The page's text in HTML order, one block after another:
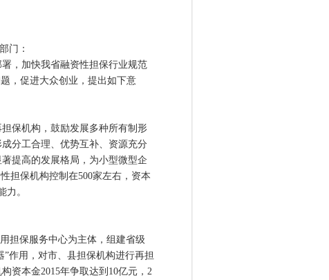
门：
，加快我省融资性担保行业规范
，促进大众创业，提出如下意
保机构，鼓励发展多种所有制形
分工合理、优势互补、资源充分
提高的发展格局，为小型微型企
担保机构控制在500家左右，资本
力。
保服务中心为主体，组建省级
作用，对市、县担保机构进行再担
资本金2015年争取达到10亿元，2